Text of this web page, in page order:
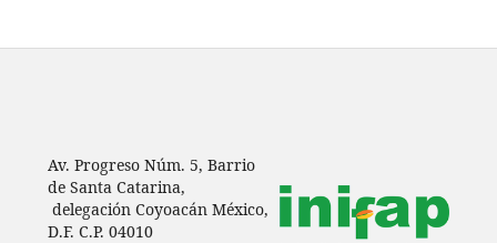
Av. Progreso Núm. 5, Barrio
de Santa Catarina,
delegación Coyoacán México,
D.F. C.P. 04010